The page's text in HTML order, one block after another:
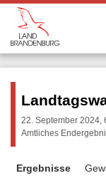
22. September 2024,
Amtliches
Ergebnisse